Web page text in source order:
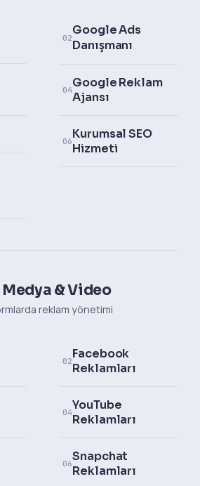
02
Google Ads
Danışmanı
04Google Reklam
Ajansı
06Kurumsal SEO
Hizmeti
& Video
reklam yönetimi
02Facebook
Reklamları
04YouTube
Reklamları
06Snapchat
Reklamları